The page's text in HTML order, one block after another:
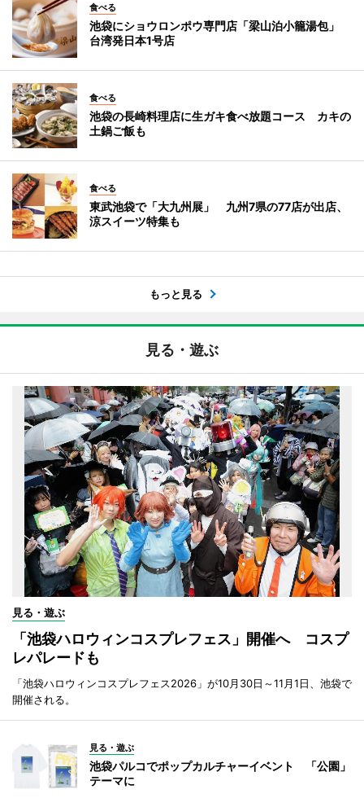
食べる
池袋にショウロンポウ専門店「梁山泊小籠湯包」
台湾発日本1号店
食べる
池袋の長崎料理店に生ガキ食べ放題コース カキの
土鍋ご飯も
食べる
東武池袋で「大九州展」 九州7県の77店が出店、
涼スイーツ特集も
もっと見る
見る・遊ぶ
見る・遊ぶ
「池袋ハロウィンコスプレフェス」開催へ コスプ
レパレードも
「池袋ハロウィンコスプレフェス2026」が10月30日～11月1日、池袋で
開催される。
見る・遊ぶ
池袋パルコでポップカルチャーイベント 「公園」
テーマに